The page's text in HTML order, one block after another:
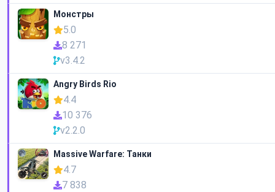
Монстры
5.0
8 271
v3.4.2
Angry Birds Rio
4.4
10 376
v2.2.0
Massive Warfare: Танки
4.7
7 838